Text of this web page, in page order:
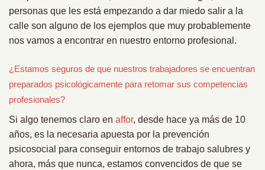
personas que les está empezando a dar miedo salir a la
calle son alguno de los ejemplos que muy probablemente
nos vamos a encontrar en nuestro entorno profesional.
¿Estamos seguros de que nuestros trabajadores se encuentran
preparados psicológicamente para retomar sus competencias
profesionales?
Si algo tenemos claro en affor, desde hace ya más de 10
años, es la necesaria apuesta por la prevención
psicosocial para conseguir entornos de trabajo salubres y
ahora, más que nunca, estamos convencidos de que se